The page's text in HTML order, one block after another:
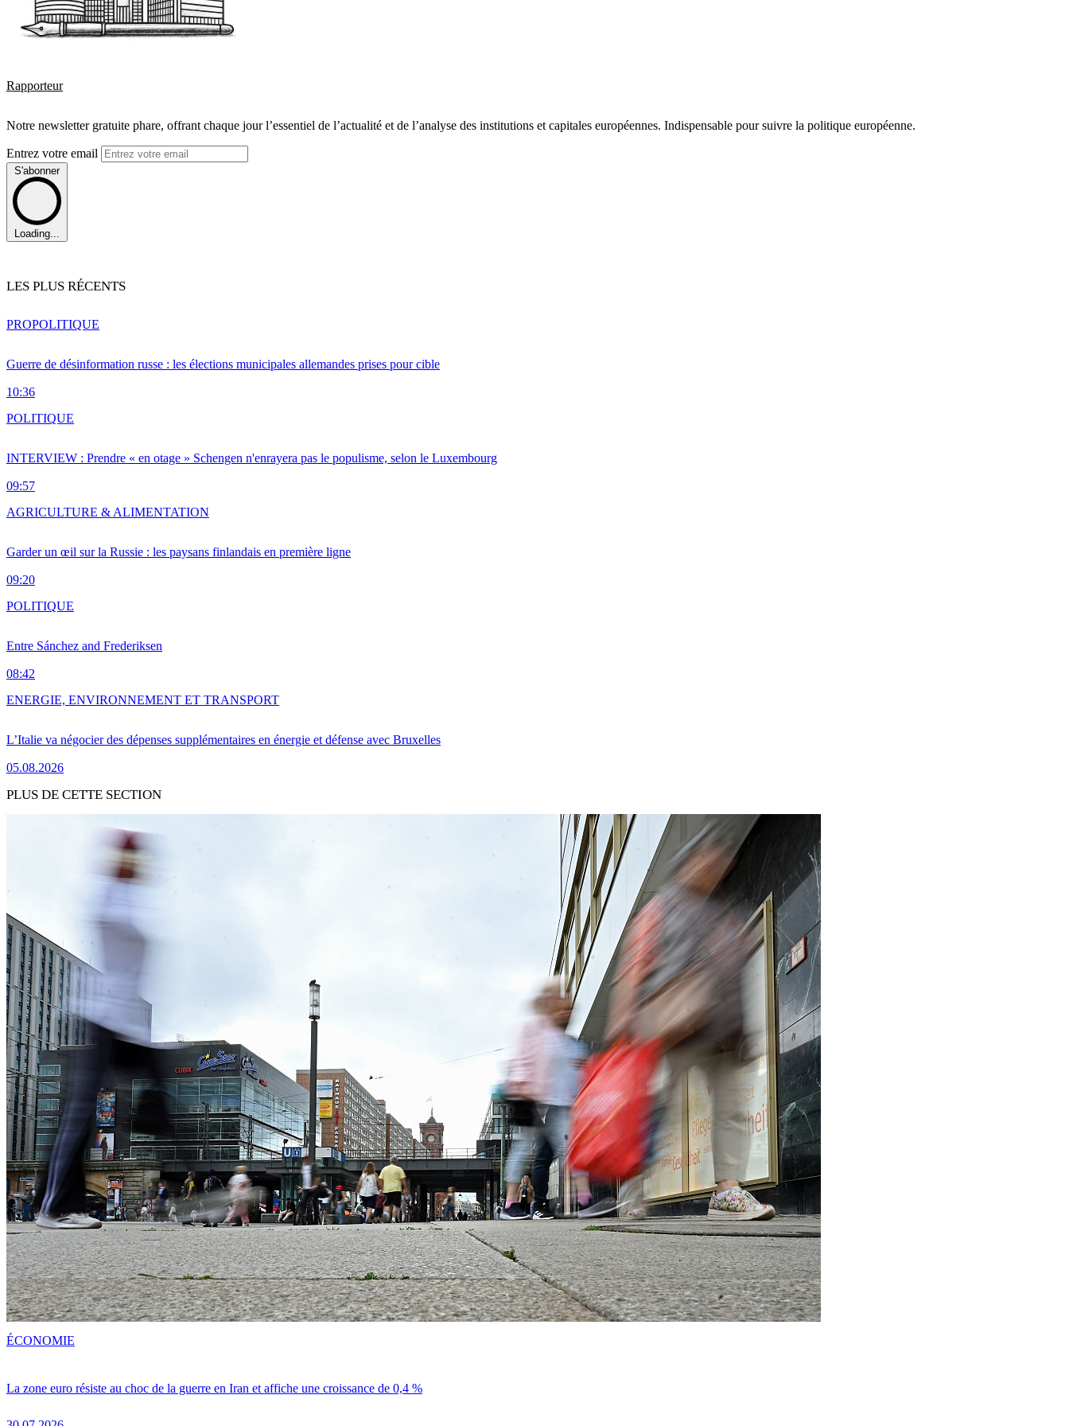
Rapporteur
Notre newsletter gratuite phare, offrant chaque jour l’essentiel de l’actualité et de l’analyse des institutions et capitales européennes. Indispensable pour suivre la politique européenne.
Entrez votre email
S'abonner
Loading...
LES PLUS RÉCENTS
Guerre de désinformation russe : les élections municipales allemandes prises pour cible
10:36
PROPOLITIQUE
INTERVIEW : Prendre « en otage » Schengen n'enrayera pas le populisme, selon le Luxembourg
09:57
POLITIQUE
Garder un œil sur la Russie : les paysans finlandais en première ligne
09:20
AGRICULTURE & ALIMENTATION
Entre Sánchez and Frederiksen
08:42
POLITIQUE
L’Italie va négocier des dépenses supplémentaires en énergie et défense avec Bruxelles
05.08.2026
ENERGIE, ENVIRONNEMENT ET TRANSPORT
PLUS DE CETTE SECTION
La zone euro résiste au choc de la guerre en Iran et affiche une croissance de 0,4 %
ÉCONOMIE